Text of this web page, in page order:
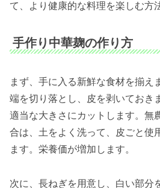
て、より健康的な料理を楽しむ方
手作り中華麹の作り方
まず、手に入る新鮮な食材を揃え
端を切り落とし、皮を剥いておき
適当な大きさにカットします。無
合は、土をよく洗って、皮ごと使
ます。栄養価が増加します。
次に、長ねぎを用意し、白い部分